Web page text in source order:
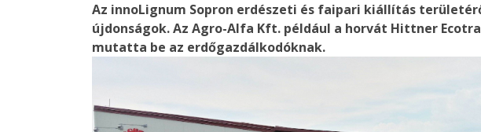
Az innoLignum Sopron erdészeti és faipari kiállítás
újdonságok. Az Agro-Alfa Kft. például a horvát Hittner
mutatta be az erdőgazdálkodóknak.